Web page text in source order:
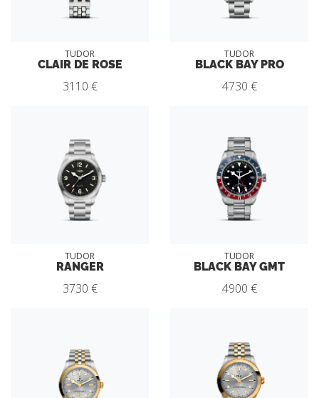
TUDOR
CLAIR DE ROSE
3110 €
TUDOR
BLACK BAY PRO
4730 €
TUDOR
RANGER
3730 €
TUDOR
BLACK BAY GMT
4900 €